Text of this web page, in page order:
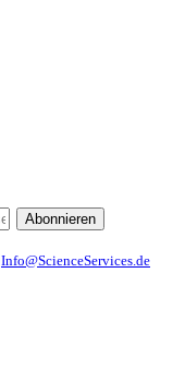
Abonnieren
Info@ScienceServices.de